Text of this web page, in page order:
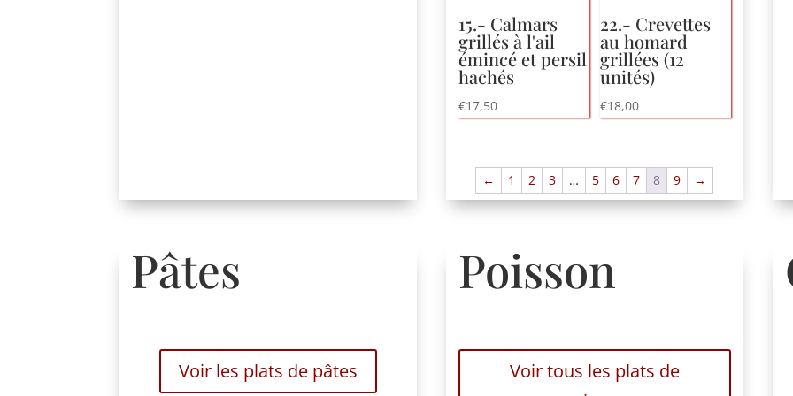
15.- Calmars
grillés à l'ail
émincé et persil
hachés
€17,50
22.- Crevettes
au homard
grillées (12
unités)
€18,00
← 1 2 3 … 5 6 7 8 9 →
Pâtes
Voir les plats de pâtes
Poisson
Voir tous les plats de